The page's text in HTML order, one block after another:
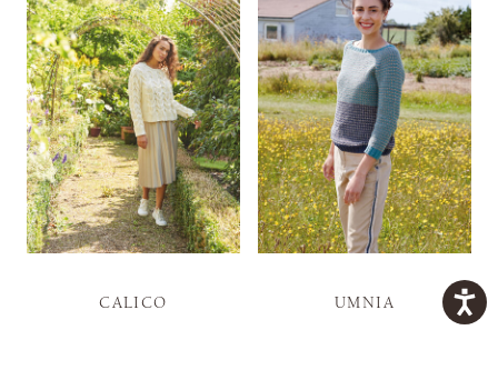
CALICO UMNIA